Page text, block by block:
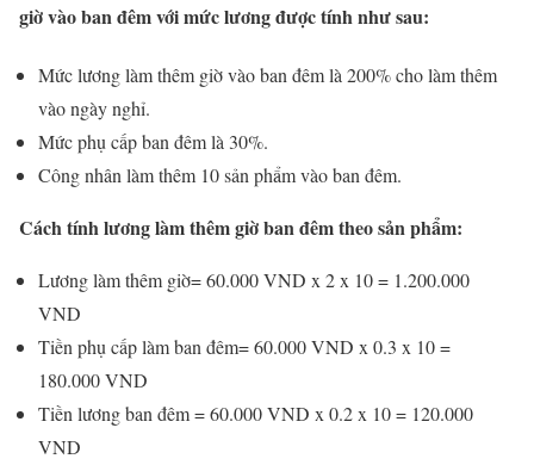
giờ vào ban đêm với mức lương được tính như sau:
Mức lương làm thêm giờ vào ban đêm là 200% cho làm thêm
vào ngày nghỉ.
Mức phụ cấp ban đêm là 30%.
Công nhân làm thêm 10 sản phẩm vào ban đêm.
Cách tính lương làm thêm giờ ban đêm theo sản phẩm:
Lương làm thêm giờ= 60.000 VND x 2 x 10 = 1.200.000
VND
Tiền phụ cấp làm ban đêm= 60.000 VND x 0.3 x 10 =
180.000 VND
Tiền lương ban đêm = 60.000 VND x 0.2 x 10 = 120.000
VND